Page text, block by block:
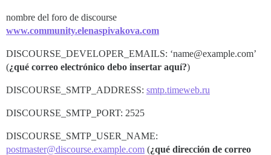
nombre del foro de discourse
www.community.elenaspivakova.com
DISCOURSE_DEVELOPER_EMAILS: ‘name@example.com’
(¿qué correo electrónico debo insertar aquí?)
DISCOURSE_SMTP_ADDRESS: smtp.timeweb.ru
DISCOURSE_SMTP_PORT: 2525
DISCOURSE_SMTP_USER_NAME:
postmaster@discourse.example.com (¿qué dirección de correo